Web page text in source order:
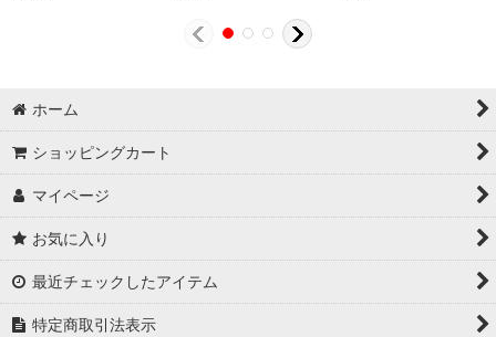
ホーム
ショッピングカート
マイページ
お気に入り
最近チェックしたアイテム
特定商取引法表示